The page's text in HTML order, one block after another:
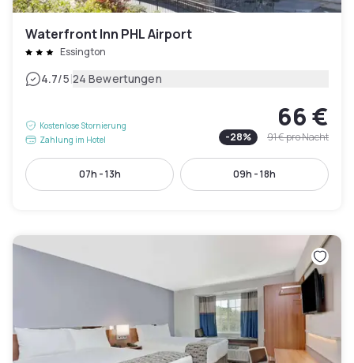
Waterfront Inn PHL Airport
Essington
4.7/5|24 Bewertungen
Kostenlose Stornierung
Zahlung im Hotel
66 €
-28% 91 €pro Nacht
07h - 13h 09h - 18h